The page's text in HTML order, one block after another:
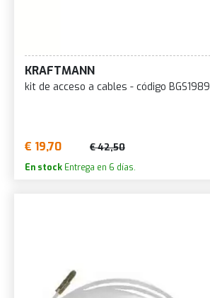
KRAFTMANN
kit de acceso a cables - código BGS1989
€ 19,70 € 42,50
En stock Entrega en 6 días.